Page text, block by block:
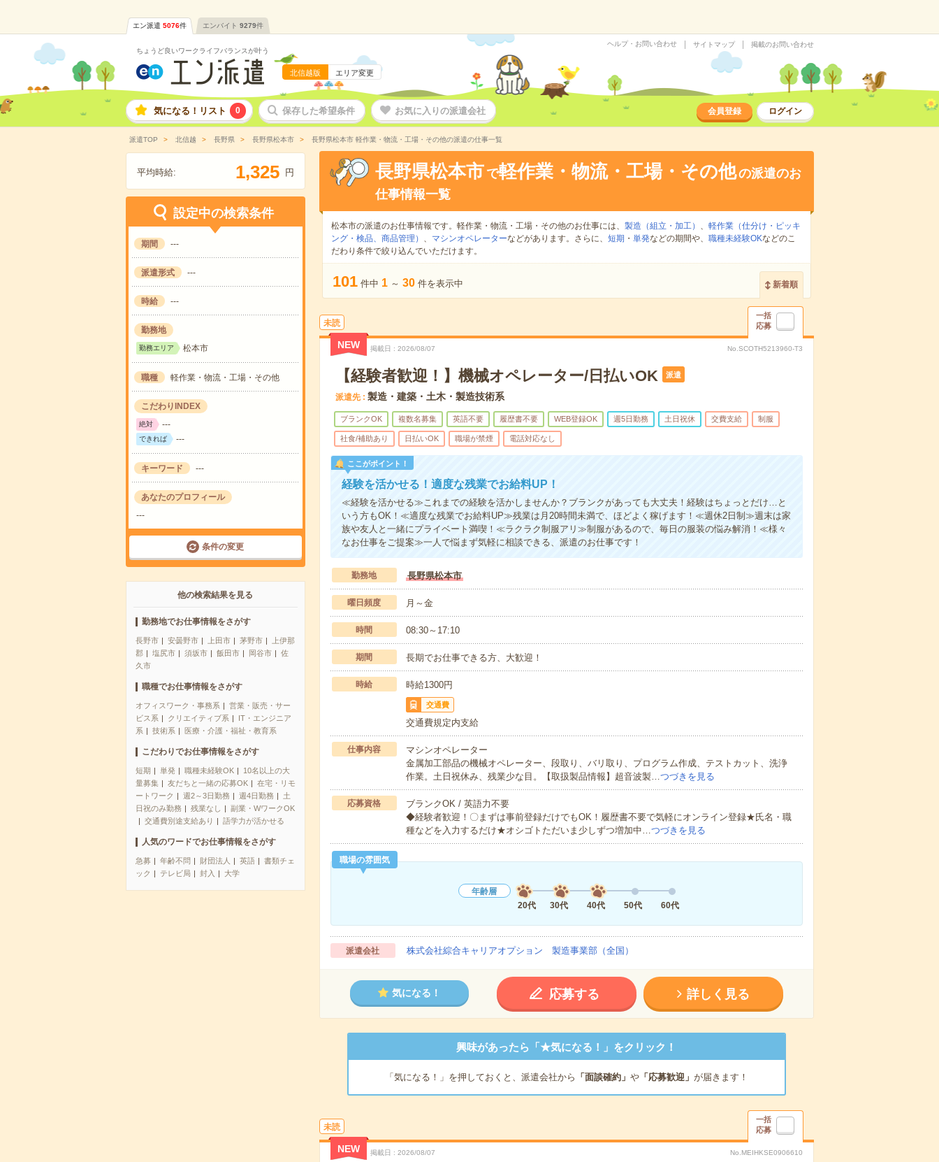
エン派遣 5076件 エンバイト 9279件
ちょうど良いワークライフバランスが叶う
北信越版 エリア変更
ヘルプ・お問い合わせ サイトマップ 掲載のお問い合わせ
気になる！リスト 0 保存した希望条件 お気に入りの派遣会社 会員登録 ログイン
派遣TOP 北信越 長野県 長野県松本市 長野県松本市 軽作業・物流・工場・その他の派遣の仕事一覧
平均時給: 1,325 円
設定中の検索条件
期間 ---
派遣形式 ---
時給 ---
勤務地
勤務エリア 松本市
職種 軽作業・物流・工場・その他
こだわりINDEX
絶対 ---
できれば ---
キーワード ---
あなたのプロフィール
---
条件の変更
他の検索結果を見る
勤務地でお仕事情報をさがす
長野市 安曇野市 上田市 茅野市
上伊那
郡
塩尻市 須坂市 飯田市 岡谷市
佐
久市
職種でお仕事情報をさがす
オフィスワーク・事務系
営業・販売・サー
ビス系
クリエイティブ系
IT・エンジニア
系
技術系 医療・介護・福祉・教育系
こだわりでお仕事情報をさがす
短期 単発 職種未経験OK
10名以上の大
量募集
友だちと一緒の応募OK
在宅・リモ
ートワーク
週2～3日勤務 週4日勤務
土
日祝のみ勤務
残業なし
副業・WワークOK
交通費別途支給あり
語学力が活かせる
人気のワードでお仕事情報をさがす
急募 年齢不問 財団法人 英語
書類チェ
ック
テレビ局 封入 大学
長野県松本市 で軽作業・物流・工場・その他の派遣のお
仕事情報一覧
松本市の派遣のお仕事情報です。軽作業・物流・工場・その他のお仕事には、 製造（組立・加工） 、 軽作業（仕分け・ピッキ
ング・検品、商品管理） 、 マシンオペレーターなどがあります。さらに、 短期 ・ 単発などの期間や、 職種未経験OKなどのこ
だわり条件で絞り込んでいただけます。
101 件中 1 ～ 30 件を表示中 新着順
未読
一括
応募
NEW 掲載日 2026/08/07 No.SCOTH5213960-T3
【経験者歓迎！】機械オペレーター/日払いOK 派遣
派遣先 製造・建築・土木・製造技術系
ブランクOK 複数名募集 英語不要 履歴書不要 WEB登録OK 週5日勤務 土日祝休 交費支給 制服
社食/補助あり 日払いOK 職場が禁煙 電話対応なし
ここがポイント！
経験を活かせる！適度な残業でお給料UP！
≪経験を活かせる≫これまでの経験を活かしませんか？ブランクがあっても大丈夫！経験はちょっとだけ…と
いう方もOK！≪適度な残業でお給料UP≫残業は月20時間未満で、ほどよく稼げます！≪週休2日制≫週末は家
族や友人と一緒にプライベート満喫！≪ラクラク制服アリ≫制服があるので、毎日の服装の悩み解消！≪様々
なお仕事をご提案≫一人で悩まず気軽に相談できる、派遣のお仕事です！
勤務地 長野県松本市
曜日頻度 月～金
時間 08:30～17:10
期間 長期でお仕事できる方、大歓迎！
時給 時給1300円
交通費
交通費規定内支給
仕事内容
マシンオペレーター
金属加工部品の機械オペレーター、段取り、バリ取り、プログラム作成、テストカット、洗浄
作業。土日祝休み、残業少な目。【取扱製品情報】超音波製…つづきを見る
応募資格
ブランクOK / 英語力不要
◆経験者歓迎！〇まずは事前登録だけでもOK！履歴書不要で気軽にオンライン登録★氏名・職
種などを入力するだけ★オシゴトただいま少しずつ増加中…つづきを見る
職場の雰囲気
年齢層
20代
30代 40代 50代 60代
派遣会社 株式会社綜合キャリアオプション 製造事業部（全国）
気になる！ 応募する 詳しく見る
興味があったら「★気になる！」をクリック！
「気になる！」を押しておくと、派遣会社から 「面談確約」 や「応募歓迎」 が届きます！
未読
一括
応募
NEW 掲載日 2026/08/07 No.MEIHKSE0906610